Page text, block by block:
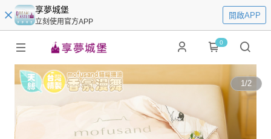
享夢城堡
立刻使用官方APP
開啟APP
0
1/2